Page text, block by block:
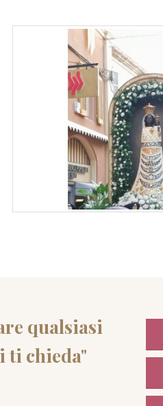
qualsiasi
ti chieda"